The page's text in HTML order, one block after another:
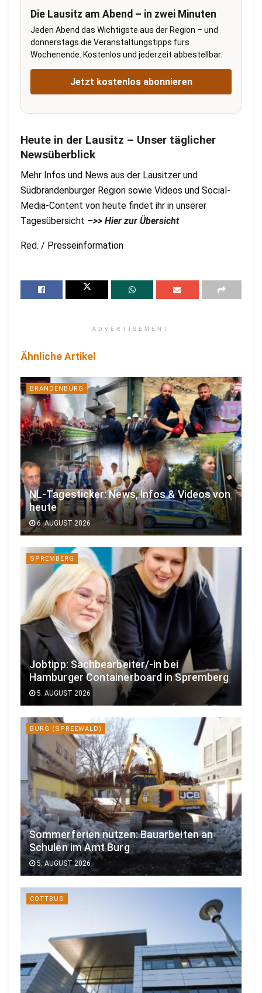
Die Lausitz am Abend – in zwei Minuten
Jeden Abend das Wichtigste aus der Region – und
donnerstags die Veranstaltungstipps fürs
Wochenende. Kostenlos und jederzeit abbestellbar.
Jetzt kostenlos abonnieren
Heute in der Lausitz – Unser täglicher
Newsüberblick
Mehr Infos und News aus der Lausitzer und
Südbrandenburger Region sowie Videos und Social-
Media-Content von heute findet ihr in unserer
Tagesübersicht –>> Hier zur Übersicht
Red. / Presseinformation
ADVERTISEMENT
Ähnliche Artikel
BRANDENBURG
NL-Tagesticker: News, Infos & Videos von
heute
6. AUGUST 2026
SPREMBERG
Jobtipp: Sachbearbeiter/-in bei
Hamburger Containerboard in Spremberg
5. AUGUST 2026
BURG (SPREEWALD)
Sommerferien nutzen: Bauarbeiten an
Schulen im Amt Burg
5. AUGUST 2026
COTTBUS